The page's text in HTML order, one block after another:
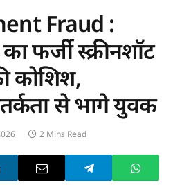
Fraud :
फर्जी स्क्रीनशॉट
कोशिश,
से भागे युवक
2 Mins Read